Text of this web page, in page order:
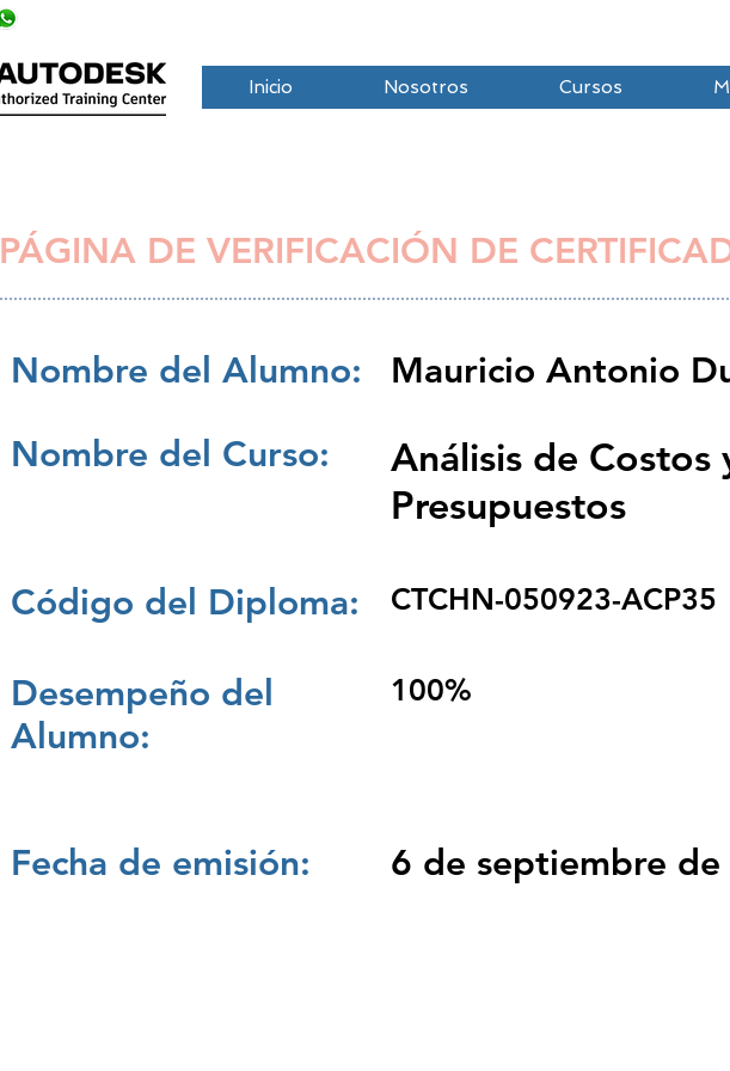
Inicio Nosotros Cursos
PÁGINA DE VERIFICACIÓN DE
Nombre del Alumno:
Mauricio Antonio
Nombre del Curso:
Análisis de Costos
Presupuestos
Código del Diploma: CTCHN-050923-ACP35
Desempeño del
Alumno:
100%
Fecha de emisión: 6 de septiembre